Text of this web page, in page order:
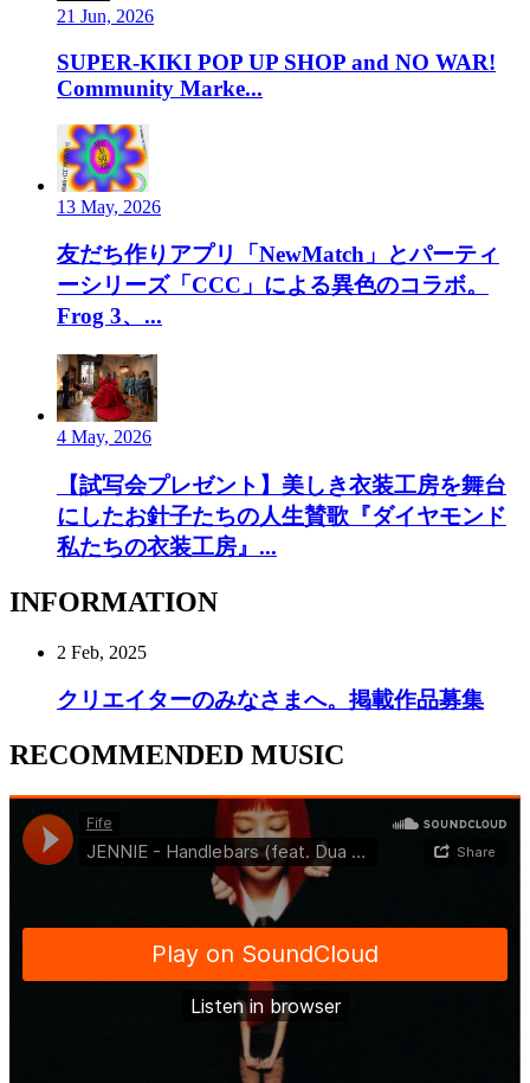
21 Jun, 2026
SUPER-KIKI POP UP SHOP and NO WAR!
Community Marke...
13 May, 2026
友だち作りアプリ「NewMatch」とパーティ
ーシリーズ「CCC」による異色のコラボ。
Frog 3、...
4 May, 2026
【試写会プレゼント】美しき衣装工房を舞台
にしたお針子たちの人生賛歌『ダイヤモンド
私たちの衣装工房』...
INFORMATION
2 Feb, 2025
クリエイターのみなさまへ。掲載作品募集
RECOMMENDED MUSIC